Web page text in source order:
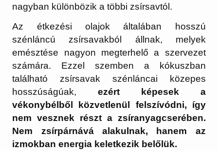
nagyban különbözik a többi zsírsavtól.
Az étkezési olajok általában hosszú
szénláncú zsírsavakból állnak, melyek
emésztése nagyon megterhelő a szervezet
számára. Ezzel szemben a kókuszban
található zsírsavak szénláncai közepes
hosszúságúak,ezért képesek a
vékonybélből közvetlenül felszívódni, így
nem vesznek részt a zsíranyagcserében.
Nem zsírpárnává alakulnak, hanem az
izmokban energia keletkezik belőlük.